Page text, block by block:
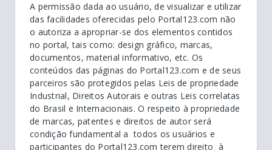
A permissão dada ao usuário, de visualizar e utilizar
das facilidades oferecidas pelo Portal123.com não
o autoriza a apropriar-se dos elementos contidos
no portal, tais como: design gráfico, marcas,
documentos, material informativo, etc. Os
conteúdos das páginas do Portal123.com e de seus
parceiros são protegidos pelas Leis de propriedade
Industrial, Direitos Autorais e outras Leis correlatas
do Brasil e Internacionais. O respeito à propriedade
de marcas, patentes e direitos de autor será
condição fundamental a todos os usuários e
participantes do Portal123.com terem direito à